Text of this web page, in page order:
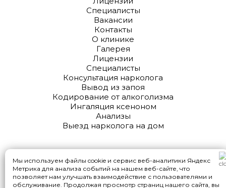
Специалисты
Вакансии
Контакты
О клинике
Галерея
Лицензии
Специалисты
Консультация нарколога
Вывод из запоя
Кодирование от алкоголизма
Ингаляция ксеноном
Анализы
Выезд нарколога на дом
2010 - 2024 © Клиника наркологии
Мы используем файлы cookie и сервис веб-аналитики Яндекс
Метрика для анализа событий на нашем веб-сайте, что
позволяет нам улучшать взаимодействие с пользователями и
обслуживание. Продолжая просмотр страниц нашего сайта, вы